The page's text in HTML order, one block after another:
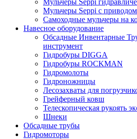
Мульчеры Seppi
Мульчеры Seppi с
Самоходные мульчеры на
Навесное оборудование
Обсадные Инвентарные
инструмент
Гидробуры DIGGA
Гидробуры ROCKMAN
Гидромолоты
Гидроножницы
Лесозахваты для
Грейферный ковш
Телескопическая рукоять
Шнеки
Обсадные трубы
Гидромоторы